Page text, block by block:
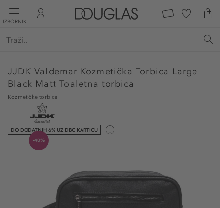
IZBORNIK
JJDK Valdemar Kozmetička Torbica Large
Black Matt Toaletna torbica
Kozmetičke torbice
DO DODATNIH 6% UZ DBC KARTICU
-40%